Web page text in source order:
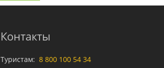
Контакты
Туристам: 8 800 100 54 34